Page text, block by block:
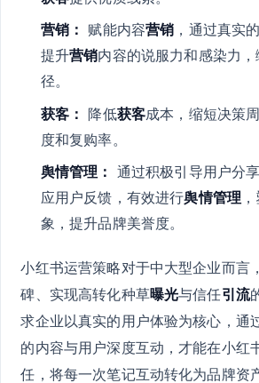
营销： 赋能内容营销 ，通过真实
提升营销内容的说服力和感染力
径。
获客： 降低获客成本，缩短决策
度和复购率。
舆情管理： 通过积极引导用户分
应用户反馈，有效进行舆情管理
象，提升品牌美誉度。
小红书运营策略对于中大型企业而言
碑、实现高转化种草曝光与信任引流
求企业以真实的用户体验为核心，通
的内容与用户深度互动，才能在小红
任，将每一次笔记互动转化为品牌资